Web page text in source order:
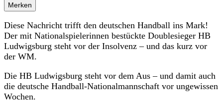
Merken
Diese Nachricht trifft den deutschen Handball ins Mark!
Der mit Nationalspielerinnen bestückte Doublesieger HB
Ludwigsburg steht vor der Insolvenz – und das kurz vor
der WM.
Die HB Ludwigsburg steht vor dem Aus – und damit auch
die deutsche Handball-Nationalmannschaft vor ungewissen
Wochen.